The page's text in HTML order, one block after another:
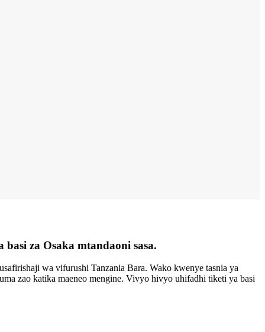
za Osaka mtandaoni sasa.
wa vifurushi Tanzania Bara. Wako kwenye tasnia ya
zao katika maeneo mengine. Vivyo hivyo uhifadhi tiketi ya basi